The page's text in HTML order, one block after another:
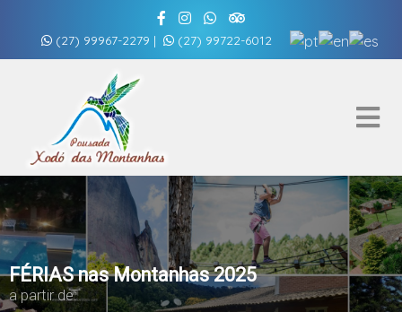
(27) 99967-2279 | (27) 99722-6012
FÉRIAS nas Montanhas 2025
a partir de: